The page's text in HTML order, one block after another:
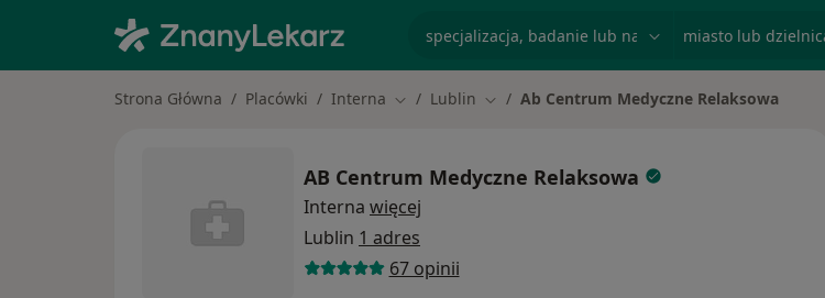
Strona Główna Placówki Interna Zmień miasto
Lublin Zmień miasto
Ab Centrum Medyczne Relaksowa
AB Centrum Medyczne Relaksowa
Interna więcej
Lublin 1 adres
67 opinii